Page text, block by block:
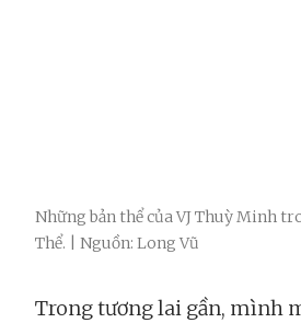
Những bản thể của VJ Thuỳ Minh
Thể. | Nguồn: Long Vũ
Trong tương lai gần, mình